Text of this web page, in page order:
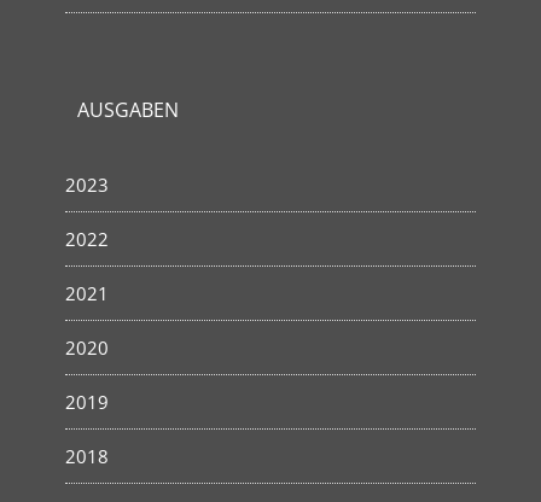
AUSGABEN
2023
2022
2021
2020
2019
2018